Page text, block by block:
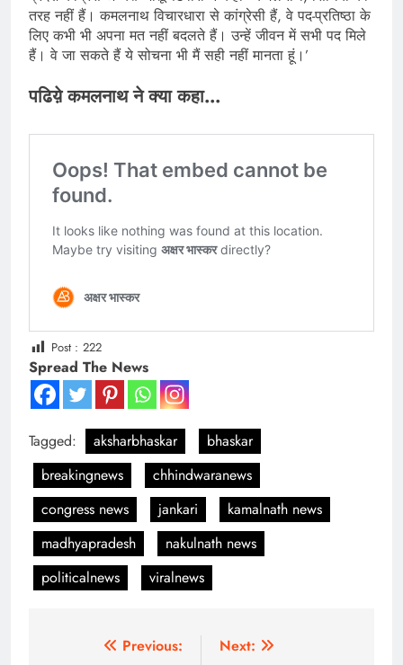
तरह नहीं हैं। कमलनाथ विचारधारा से कांग्रेसी हैं, वे पद-प्रतिष्ठा के
लिए कभी भी अपना मत नहीं बदलते हैं। उन्हें जीवन में सभी पद मिले
हैं। वे जा सकते हैं ये सोचना भी मैं सही नहीं मानता हूं।’
पढिय़े कमलनाथ ने क्या कहा…
Post : 222
Spread The News
Tagged: aksharbhaskar
bhaskar
breakingnews
chhindwaranews
congress news
jankari
kamalnath news
madhyapradesh
nakulnath news
politicalnews
viralnews
Previous:
Next: